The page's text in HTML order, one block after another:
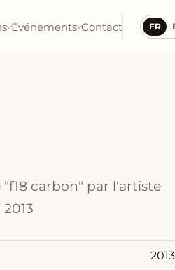
Événements Contact FR
carbon" par l'artiste
2013